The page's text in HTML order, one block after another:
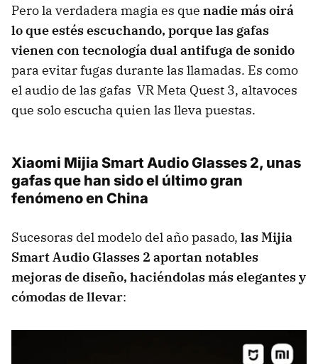
Pero la verdadera magia es que nadie más oirá
lo que estés escuchando, porque las gafas
vienen con tecnología dual antifuga de sonido
para evitar fugas durante las llamadas. Es como
el audio de las gafas VR Meta Quest 3, altavoces
que solo escucha quien las lleva puestas.
Xiaomi Mijia Smart Audio Glasses 2, unas
gafas que han sido el último gran
fenómeno en China
Sucesoras del modelo del año pasado, las Mijia
Smart Audio Glasses 2 aportan notables
mejoras de diseño, haciéndolas más elegantes y
cómodas de llevar: